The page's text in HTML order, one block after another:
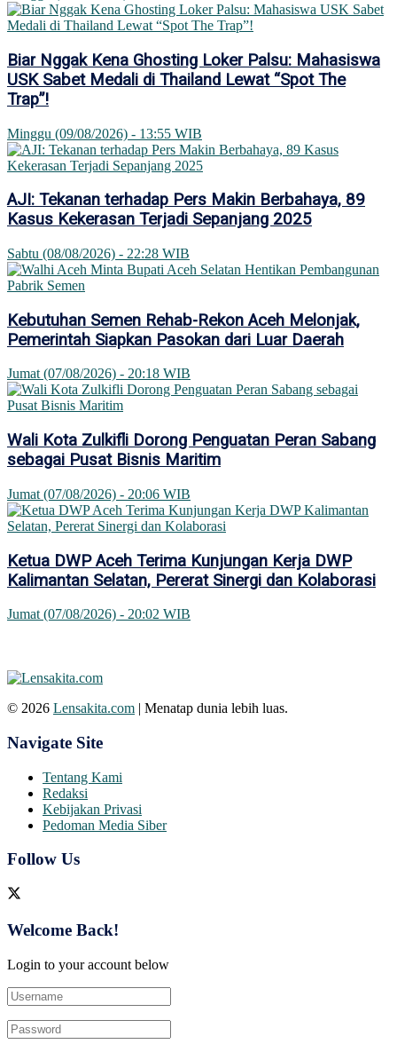
Biar Nggak Kena Ghosting Loker Palsu: Mahasiswa
USK Sabet Medali di Thailand Lewat “Spot The
Trap”!
Minggu (09/08/2026) - 13:55 WIB
AJI: Tekanan terhadap Pers Makin Berbahaya, 89
Kasus Kekerasan Terjadi Sepanjang 2025
Sabtu (08/08/2026) - 22:28 WIB
Kebutuhan Semen Rehab-Rekon Aceh Melonjak,
Pemerintah Siapkan Pasokan dari Luar Daerah
Jumat (07/08/2026) - 20:18 WIB
Wali Kota Zulkifli Dorong Penguatan Peran Sabang
sebagai Pusat Bisnis Maritim
Jumat (07/08/2026) - 20:06 WIB
Ketua DWP Aceh Terima Kunjungan Kerja DWP
Kalimantan Selatan, Pererat Sinergi dan Kolaborasi
Jumat (07/08/2026) - 20:02 WIB
© 2026 Lensakita.com | Menatap dunia lebih luas.
Navigate Site
Tentang Kami
Redaksi
Kebijakan Privasi
Pedoman Media Siber
Follow Us
Welcome Back!
Login to your account below